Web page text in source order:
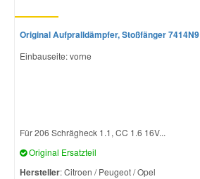
Original Aufpralldämpfer, Stoßfänger 7414N9
Einbauseite: vorne
Für 206 Schrägheck 1.1, CC 1.6 16V...
Original Ersatzteil
Hersteller: Citroen / Peugeot / Opel